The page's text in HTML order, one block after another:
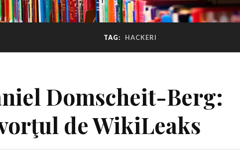
TAG: HACKERI
Domscheit-Berg:
de WikiLeaks